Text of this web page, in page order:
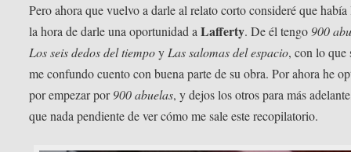
Pero ahora que vuelvo a darle al relato corto consideré que
la hora de darle una oportunidad aLafferty. De él tengo 900
Los seis dedos del tiempoy Las salomas del espacio, con lo que
me confundo cuento con buena parte de su obra. Por ahora he
por empezar por900 abuelas, y dejos los otros para más
que nada pendiente de ver cómo me sale este recopilatorio.